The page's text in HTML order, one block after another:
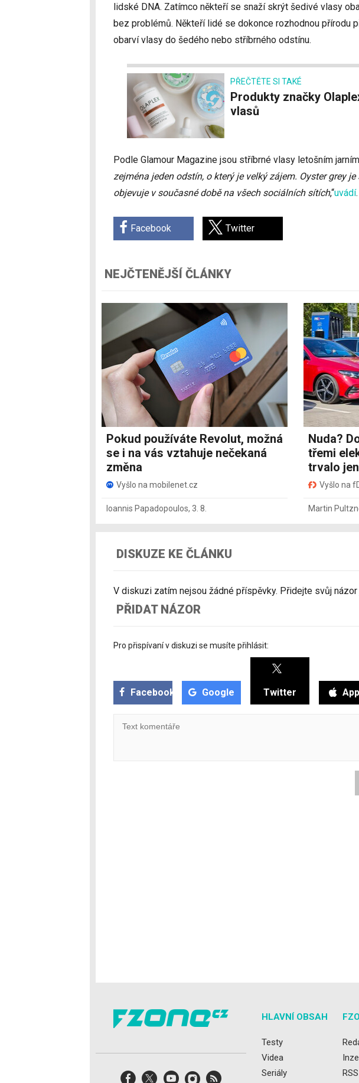
lidské DNA. Zatímco někteří se snaží skrýt šedivé vlasy
bez problémů. Někteří lidé se dokonce rozhodnou přírodu
obarví vlasy do šedého nebo stříbrného odstínu.
PŘEČTĚTE SI TAKÉ
Produkty značky Olaplex způsobují vypadávání
vlasů
Podle Glamour Magazine jsou stříbrné vlasy letošním
zejména jeden odstín, o který je velký zájem. Oyster grey
objevuje v současné době na všech sociálních sítích,“uvádí.
Facebook Twitter
NEJČTENĚJŠÍ ČLÁNKY
Pokud používáte Revolut, možná
se i na vás vztahuje nečekaná
změna
Vyšlo na mobilenet.cz
Ioannis Papadopoulos, 3. 8.
Nuda?
třemi
trvalo
Vyšlo na
Martin
DISKUZE KE ČLÁNKU
V diskuzi zatím nejsou žádné příspěvky. Přidejte svůj názor
PŘIDAT NÁZOR
Pro přispívaní v diskuzi se musíte přihlásit:
Facebook Google Twitter
HLAVNÍ OBSAH
Testy
Videa
Seriály